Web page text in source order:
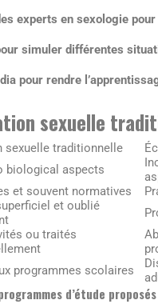
experts en sexologie
simuler différentes
pour rendre
sexuelle
sexuelle traditionnelle
biological aspects
et souvent normatives
et oublié
ou traités
programmes scolaires
d’étude